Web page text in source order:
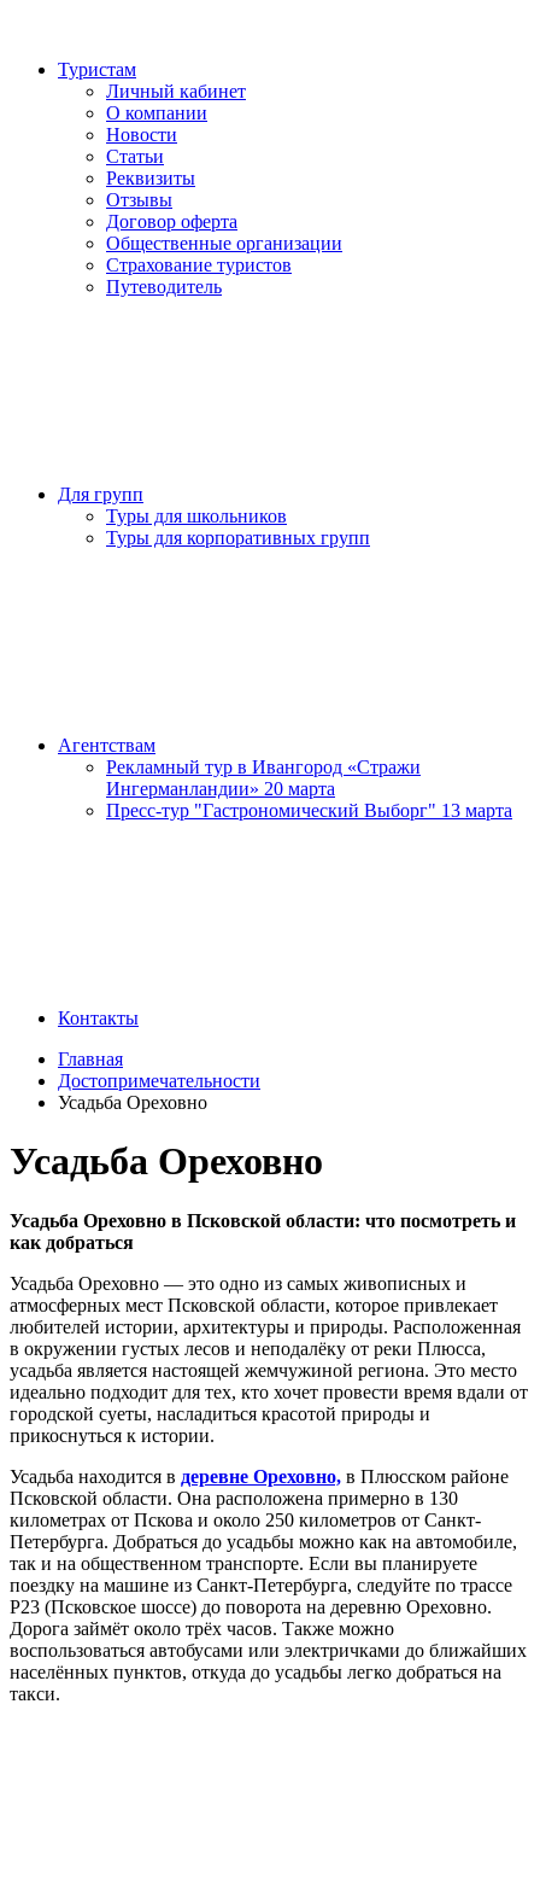
Туристам
Личный кабинет
О компании
Новости
Статьи
Реквизиты
Отзывы
Договор оферта
Общественные организации
Страхование туристов
Путеводитель
Для групп
Туры для школьников
Туры для корпоративных групп
Агентствам
Рекламный тур в Ивангород «Стражи
Ингерманландии» 20 марта
Пресс-тур "Гастрономический Выборг" 13 марта
Контакты
Главная
Достопримечательности
Усадьба Ореховно
Усадьба Ореховно
Усадьба Ореховно в Псковской области: что посмотреть и
как добраться
Усадьба Ореховно — это одно из самых живописных и
атмосферных мест Псковской области, которое привлекает
любителей истории, архитектуры и природы. Расположенная
в окружении густых лесов и неподалёку от реки Плюсса,
усадьба является настоящей жемчужиной региона. Это место
идеально подходит для тех, кто хочет провести время вдали от
городской суеты, насладиться красотой природы и
прикоснуться к истории.
Усадьба находится в деревне Ореховно, в Плюсском районе
Псковской области. Она расположена примерно в 130
километрах от Пскова и около 250 километров от Санкт-
Петербурга. Добраться до усадьбы можно как на автомобиле,
так и на общественном транспорте. Если вы планируете
поездку на машине из Санкт-Петербурга, следуйте по трассе
Р23 (Псковское шоссе) до поворота на деревню Ореховно.
Дорога займёт около трёх часов. Также можно
воспользоваться автобусами или электричками до ближайших
населённых пунктов, откуда до усадьбы легко добраться на
такси.